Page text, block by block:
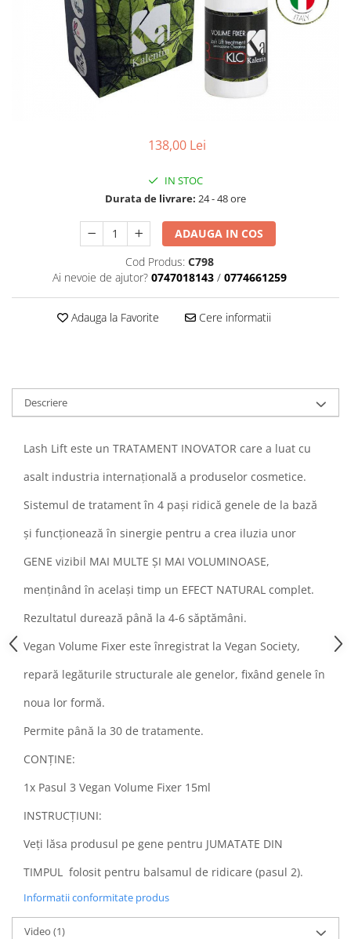
Geluri de Constructie
Gel In Bottle
Clasic Gel Medium
Jelly Gel Medium
Tratament Filler cu Acid Hyaluronic
Puro Sole (protectie solara)
iSmooth Îndreptare Permanentă
138,00 Lei
IN STOC
Durata de livrare: 24 - 48 ore
ADAUGA IN COS
Cod Produs: C798
Ai nevoie de ajutor? 0747018143 / 0774661259
Adauga la Favorite Cere informatii
Descriere
Lash Lift este un TRATAMENT INOVATOR care a luat cu
asalt industria internațională a produselor cosmetice.
Sistemul de tratament în 4 pași ridică genele de la bază
și funcționează în sinergie pentru a crea iluzia unor
GENE vizibil MAI MULTE ȘI MAI VOLUMINOASE,
menținând în același timp un EFECT NATURAL complet.
Rezultatul durează până la 4-6 săptămâni.
Vegan Volume Fixer este înregistrat la Vegan Society,
repară legăturile structurale ale genelor, fixând genele în
noua lor formă.
Permite până la 30 de tratamente.
CONȚINE:
1x Pasul 3 Vegan Volume Fixer 15ml
INSTRUCȚIUNI:
Veți lăsa produsul pe gene pentru JUMATATE DIN
TIMPUL folosit pentru balsamul de ridicare (pasul 2).
Informatii conformitate produs
Video (1)